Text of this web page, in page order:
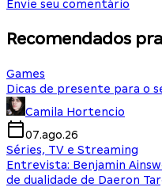
Envie seu comentário
Recomendados
Games
Dicas de presente para o
Camila Hortencio
07.ago.26
Séries, TV e Streaming
Entrevista: Benjamin
de dualidade de Daeron